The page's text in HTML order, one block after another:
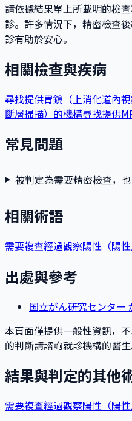
請依據結果單上所載明的檢
診。許多情況下，精密檢查
診有助於安心。
相關檢查與疾病
尋找提供胃鏡（上消化道內
斷層掃描）的機構尋找提供
常見問題
被判定為需要精密檢查，
相關術語
需要複查經過觀察陽性（陽性
出處與參考
国立がん研究センター
本頁面僅提供一般性資訊，
的判斷請諮詢就診機構的醫生
結果與判定的其他
需要複查經過觀察陽性（陽性